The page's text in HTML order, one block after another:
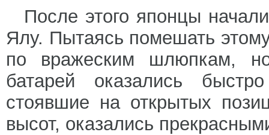
После этого японцы
Ялу. Пытаясь помешать
по вражеским шлюпкам, но
батарей оказались
стоявшие на открытых
высот, оказались